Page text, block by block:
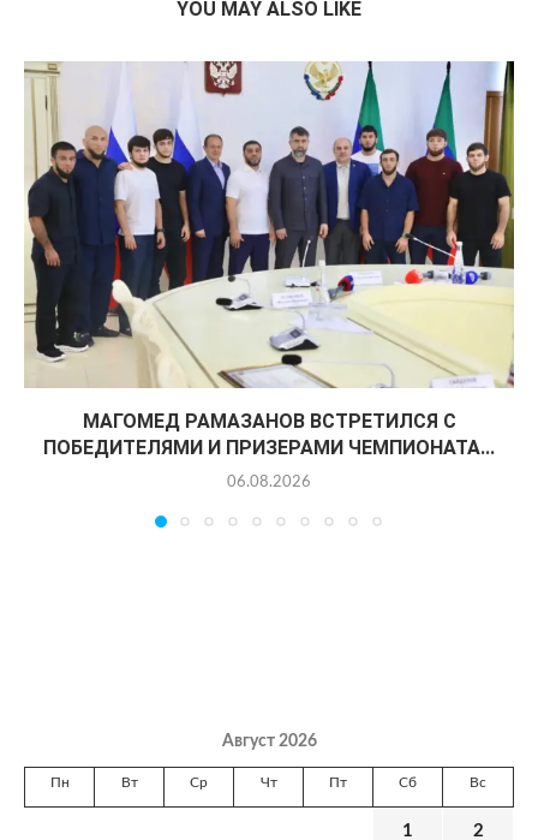
YOU MAY ALSO LIKE
МАГОМЕД РАМАЗАНОВ ВСТРЕТИЛСЯ С
ПОБЕДИТЕЛЯМИ И ПРИЗЕРАМИ ЧЕМПИОНАТА...
06.08.2026
Август 2026
Пн Вт Ср Чт Пт Сб Вс
1 2